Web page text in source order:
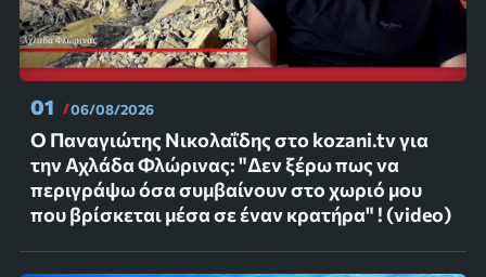
01 06/08/2026
Ο Παναγιώτης Νικολαΐδης στο kozani.tv για
την Αχλάδα Φλώρινας: "Δεν ξέρω πως να
περιγράψω όσα συμβαίνουν στο χωριό μου
που βρίσκεται μέσα σε έναν κρατήρα" ! (video)